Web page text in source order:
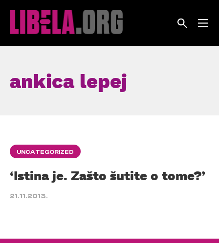
ankica lepej
UNCATEGORIZED
‘Istina je. Zašto šutite o tome?’
21.11.2013.